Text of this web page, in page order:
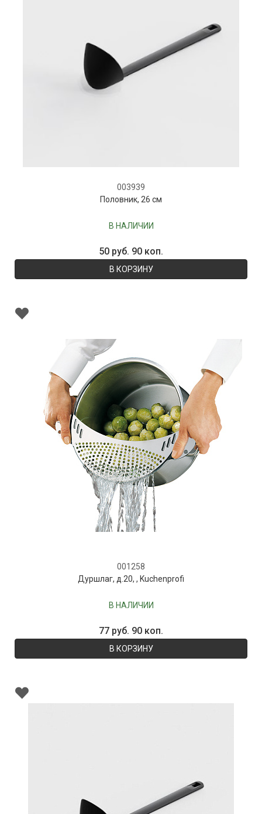
003939
Половник, 26 см
В НАЛИЧИИ
50 руб. 90 коп.
В КОРЗИНУ
001258
Дуршлаг, д.20, , Kuchenprofi
В НАЛИЧИИ
77 руб. 90 коп.
В КОРЗИНУ